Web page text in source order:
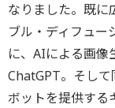
なりました。既に
ブル・ディフュー
に、AIによる画像
ChatGPT。そし
ボットを提供する